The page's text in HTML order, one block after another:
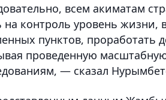
всем акиматам
на контроль уровень
пунктов,
проведенную
— сказал